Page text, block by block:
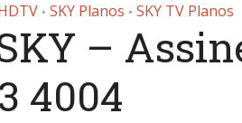
• SKY Planos • SKY TV Planos
–
4004